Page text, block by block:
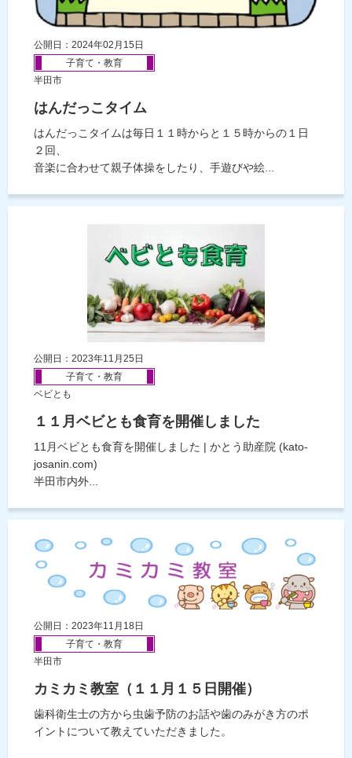
公開日：2024年02月15日
子育て・教育
半田市
はんだっこタイム
はんだっこタイムは毎日１１時からと１５時からの１日
２回、
音楽に合わせて親子体操をしたり、手遊びや絵...
公開日：2023年11月25日
子育て・教育
ベビとも
１１月ベビとも食育を開催しました
11月ベビとも食育を開催しました | かとう助産院 (kato-
josanin.com)
半田市内外...
公開日：2023年11月18日
子育て・教育
半田市
カミカミ教室（１１月１５日開催）
歯科衛生士の方から虫歯予防のお話や歯のみがき方のポ
イントについて教えていただきました。